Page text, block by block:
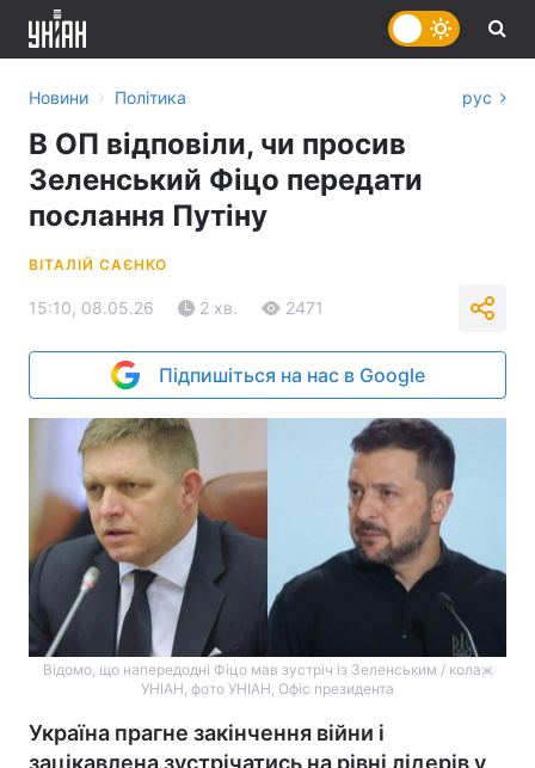
Новини › Політика рус
В ОП відповіли, чи просив
Зеленський Фіцо передати
послання Путіну
ВІТАЛІЙ САЄНКО
15:10, 08.05.26 2 хв. 2471
Підпишіться на нас в Google
Відомо, що напередодні Фіцо мав зустріч із Зеленським / колаж
УНІАН, фото УНІАН, Офіс президента
Україна прагне закінчення війни і
зацікавлена зустрічатись на рівні лідерів у